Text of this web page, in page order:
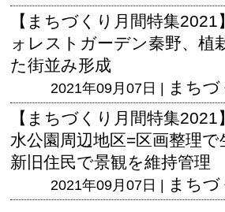
【まちづくり月間特集2021
ォレストガーデン秦野、植
た街並み形成
2021年09月07日 |
まち
【まちづくり月間特集
水公園周辺地区=区画整理で
新旧住民で景観を維持管理
2021年09月07日 | まち